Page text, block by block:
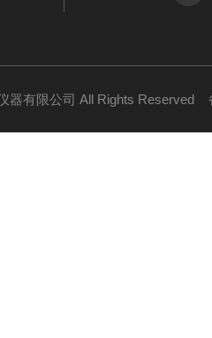
器有限公司 All Rights Reserved